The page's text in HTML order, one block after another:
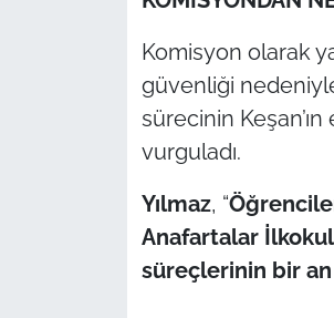
Komisyon olarak
güvenliği nedeniyle
sürecinin
vurguladı.
Yılmaz, “
Anafartalar
süreçlerinin bir